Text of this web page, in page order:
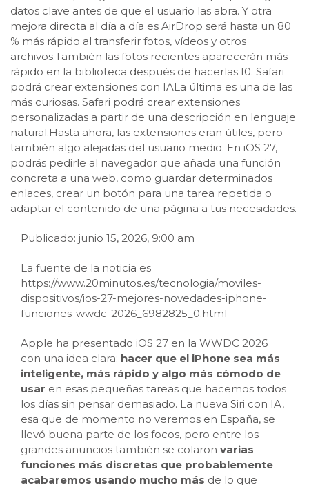
datos clave antes de que el usuario las abra. Y otra
mejora directa al día a día es AirDrop será hasta un 80
% más rápido al transferir fotos, vídeos y otros
archivos.También las fotos recientes aparecerán más
rápido en la biblioteca después de hacerlas.10. Safari
podrá crear extensiones con IALa última es una de las
más curiosas. Safari podrá crear extensiones
personalizadas a partir de una descripción en lenguaje
natural.Hasta ahora, las extensiones eran útiles, pero
también algo alejadas del usuario medio. En iOS 27,
podrás pedirle al navegador que añada una función
concreta a una web, como guardar determinados
enlaces, crear un botón para una tarea repetida o
adaptar el contenido de una página a tus necesidades.
Publicado: junio 15, 2026, 9:00 am
La fuente de la noticia es
https://www.20minutos.es/tecnologia/moviles-
dispositivos/ios-27-mejores-novedades-iphone-
funciones-wwdc-2026_6982825_0.html
Apple ha presentado iOS 27 en la WWDC 2026
con una idea clara: hacer que el iPhone sea más
inteligente, más rápido y algo más cómodo de
usar en esas pequeñas tareas que hacemos todos
los días sin pensar demasiado. La nueva Siri con IA,
esa que de momento no veremos en España, se
llevó buena parte de los focos, pero entre los
grandes anuncios también se colaron varias
funciones más discretas que probablemente
acabaremos usando mucho más de lo que